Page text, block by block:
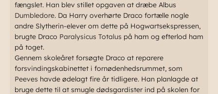
fængslet. Han blev stillet opgaven at dræbe Albus
Dumbledore. Da Harry overhørte Draco fortælle nogle
andre Slytherin-elever om dette på Hogwartsekspressen,
brugte Draco Paralysicus Totalus på ham og efterlod ham
på toget.
Gennem skoleåret forsøgte Draco at reparere
forsvindingskabinettet i fornødenhedsrummet, som
Peeves havde ødelagt fire år tidligere. Han planlagde at
bruge dette til at smugle dødsgardister ind på skolen for